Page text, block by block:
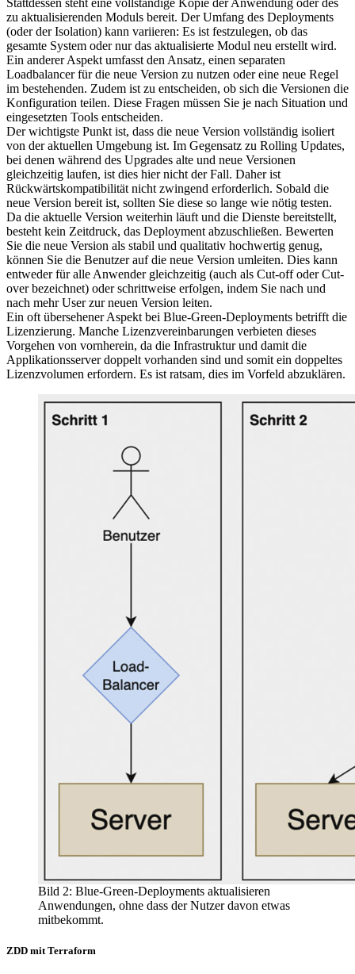
Stattdessen steht eine vollständige Kopie der Anwendung oder des
zu aktualisierenden Moduls bereit. Der Umfang des Deployments
(oder der Isolation) kann variieren: Es ist festzulegen, ob das
gesamte System oder nur das aktualisierte Modul neu erstellt wird.
Ein anderer Aspekt umfasst den Ansatz, einen separaten
Loadbalancer für die neue Version zu nutzen oder eine neue Regel
im bestehenden. Zudem ist zu entscheiden, ob sich die Versionen die
Konfiguration teilen. Diese Fragen müssen Sie je nach Situation und
eingesetzten Tools entscheiden.
Der wichtigste Punkt ist, dass die neue Version vollständig isoliert
von der aktuellen Umgebung ist. Im Gegensatz zu Rolling Updates,
bei denen während des Upgrades alte und neue Versionen
gleichzeitig laufen, ist dies hier nicht der Fall. Daher ist
Rückwärtskompatibilität nicht zwingend erforderlich. Sobald die
neue Version bereit ist, sollten Sie diese so lange wie nötig testen.
Da die aktuelle Version weiterhin läuft und die Dienste bereitstellt,
besteht kein Zeitdruck, das Deployment abzuschließen. Bewerten
Sie die neue Version als stabil und qualitativ hochwertig genug,
können Sie die Benutzer auf die neue Version umleiten. Dies kann
entweder für alle Anwender gleichzeitig (auch als Cut-off oder Cut-
over bezeichnet) oder schrittweise erfolgen, indem Sie nach und
nach mehr User zur neuen Version leiten.
Ein oft übersehener Aspekt bei Blue-Green-Deployments betrifft die
Lizenzierung. Manche Lizenzvereinbarungen verbieten dieses
Vorgehen von vornherein, da die Infrastruktur und damit die
Applikationsserver doppelt vorhanden sind und somit ein doppeltes
Lizenzvolumen erfordern. Es ist ratsam, dies im Vorfeld abzuklären.
Bild 2: Blue-Green-Deployments aktualisieren
Anwendungen, ohne dass der Nutzer davon etwas
mitbekommt.
ZDD mit Terraform